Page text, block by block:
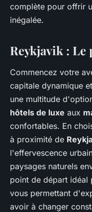
complète pour offrir
inégalée.
Reykjavik : Le
Commencez votre
capitale dynamique
une multitude
hôtels de luxe aux
confortables. En
à proximité de
l'effervescence
paysages naturels
point de départ idéal
vous permettant
avoir à changer